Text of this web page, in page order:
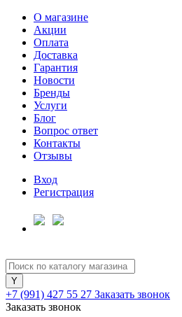
О магазине
Акции
Оплата
Доставка
Гарантия
Новости
Бренды
Услуги
Блог
Вопрос ответ
Контакты
Отзывы
Вход
Регистрация
+7 (991) 427 55 27 Заказать звонок
Заказать звонок
Для клиентов всех банков
Разбейте
оплатуна части
без переплат
График платежей
Сегодня
25%